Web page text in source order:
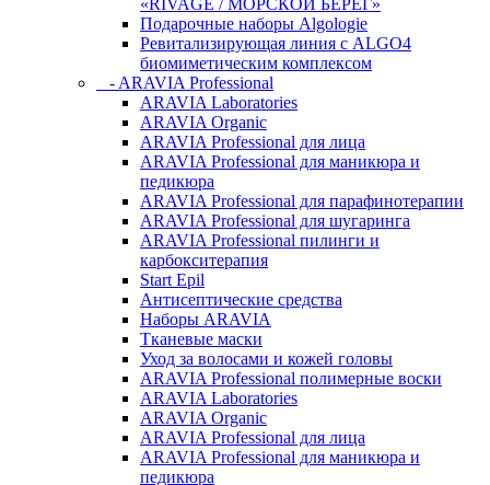
«RIVAGE / МОРСКОЙ БЕРЕГ»
Подарочные наборы Algologie
Ревитализирующая линия с ALGO4
биомиметическим комплексом
- ARAVIA Professional
ARAVIA Laboratories
ARAVIA Organic
ARAVIA Professional для лица
ARAVIA Professional для маникюра и
педикюра
ARAVIA Professional для парафинотерапии
ARAVIA Professional для шугаринга
ARAVIA Professional пилинги и
карбокситерапия
Start Epil
Антисептические средства
Наборы ARAVIA
Тканевые маски
Уход за волосами и кожей головы
ARAVIA Professional полимерные воски
ARAVIA Laboratories
ARAVIA Organic
ARAVIA Professional для лица
ARAVIA Professional для маникюра и
педикюра